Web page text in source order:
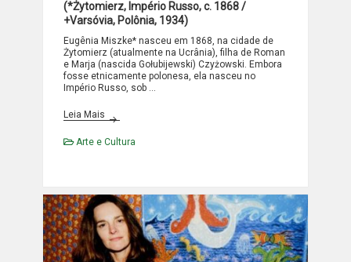
(*Żytomierz, Império Russo, c. 1868 /
+Varsóvia, Polônia, 1934)
Eugênia Miszke* nasceu em 1868, na cidade de
Żytomierz (atualmente na Ucrânia), filha de Roman
e Marja (nascida Gołubijewski) Czyżowski. Embora
fosse etnicamente polonesa, ela nasceu no
Império Russo, sob …
Leia Mais
Arte e Cultura